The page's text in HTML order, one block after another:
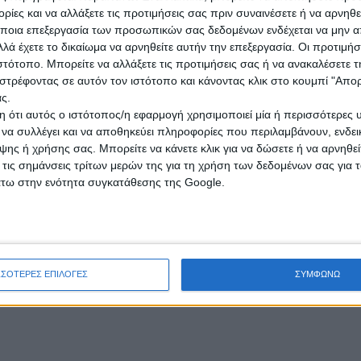
και να αλλάξετε τις προτιμήσεις σας πριν συναινέσετε ή να
επεξεργασία των προσωπικών σας δεδομένων ενδέχεται να μην
έχετε το δικαίωμα να αρνηθείτε αυτήν την επεξεργασία. Οι
Μπορείτε να αλλάξετε τις προτιμήσεις σας ή να ανακαλέσετε
σε αυτόν τον ιστότοπο και κάνοντας κλικ στο κουμπί
αυτός ο ιστότοπος/η εφαρμογή χρησιμοποιεί μία ή περισσότερες
συλλέγει και να αποθηκεύει πληροφορίες που περιλαμβάνουν,
ή χρήσης σας. Μπορείτε να κάνετε κλικ για να δώσετε ή να
σημάνσεις τρίτων μερών της για τη χρήση των δεδομένων σας
στην ενότητα συγκατάθεσης της Google.
ΕΠΙΛΟΓΕΣ ΣΥΜΦΩΝΩ
των Κυκλάδων με πολύ μεγάλα ύψη βροχής.
ώρες της ημέρας κυρίως στα ηπειρωτικά και την Κρήτη , η
Επιπλέον δεν θα λείψουν και οι πρωινές ομίχλες.
επόμενης εβδομάδας, αφού πολικές αέριες μάζες από την
έχουμε και χιόνια και σε χαμηλά υψόμετρα της βόρειας Ελλάδας.
Οπωσδήποτε τέτοια εποχή είναι και ζημιογόνα για τον αγροτικό